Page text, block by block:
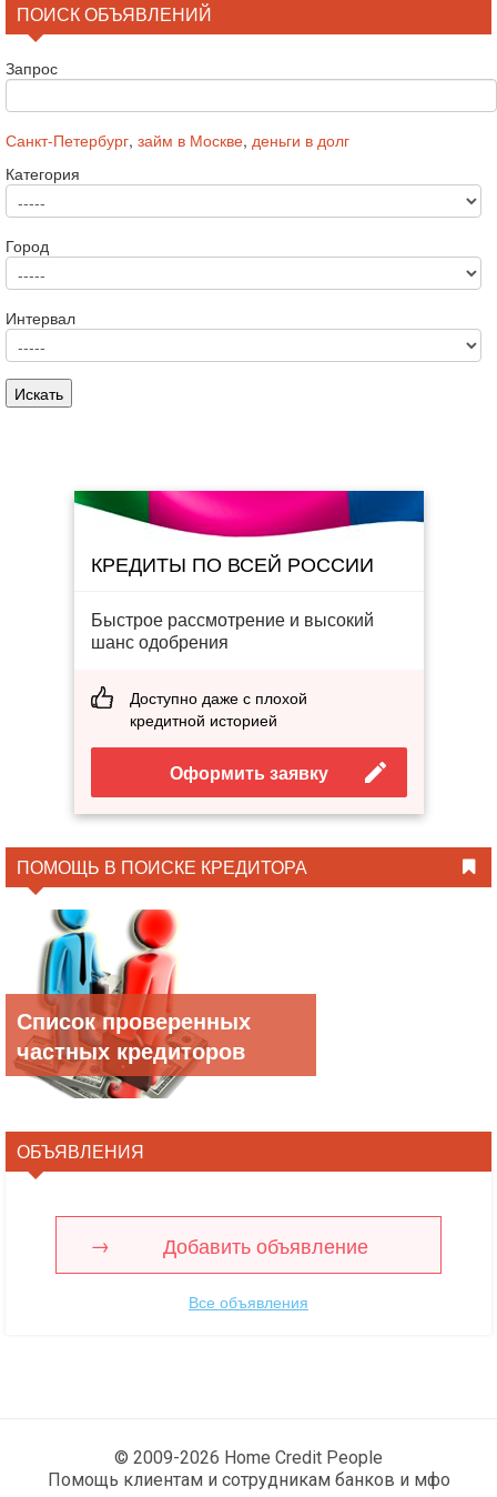
ПОИСК ОБЪЯВЛЕНИЙ
Запрос
Санкт-Петербург, займ в Москве, деньги в долг
Категория
Город
Интервал
КРЕДИТЫ ПО ВСЕЙ РОССИИ
Быстрое рассмотрение и высокий
шанс одобрения
Доступно даже с плохой
кредитной историей
Оформить заявку
ПОМОЩЬ В ПОИСКЕ КРЕДИТОРА
Список проверенных
частных кредиторов
ОБЪЯВЛЕНИЯ
Добавить объявление
Все объявления
© 2009-2026 Home Credit People
Помощь клиентам и сотрудникам банков и мфо